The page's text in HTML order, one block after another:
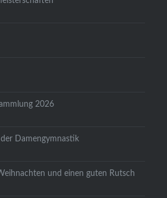
2026
Damengymnastik
und einen guten Rutsch